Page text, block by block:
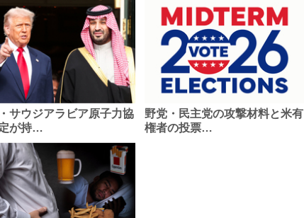
サウジアラビア原子力協
が持…
野党・民主党の攻撃材料と米有
権者の投票…